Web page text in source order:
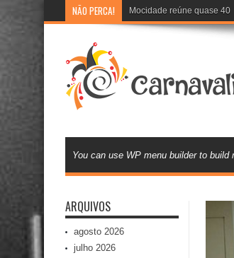
NÃO PERCA! Mocidade reúne quase
You can use WP menu builder to build
ARQUIVOS
agosto 2026
julho 2026